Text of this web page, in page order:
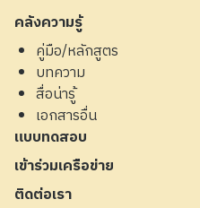
คลังความรู้
คู่มือ/หลักสูตร
บทความ
สื่อน่ารู้
เอกสารอื่น
แบบทดสอบ
เข้าร่วมเครือข่าย
ติดต่อเรา